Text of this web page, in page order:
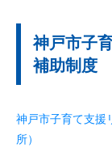
神戸市子
補助制度
神戸市子育て支援
所）